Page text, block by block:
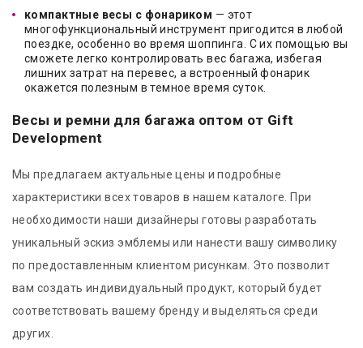
компактные весы с фонариком — этот
многофункциональный инструмент пригодится в любой
поездке, особенно во время шоппинга. С их помощью вы
сможете легко контролировать вес багажа, избегая
лишних затрат на перевес, а встроенный фонарик
окажется полезным в темное время суток.
Весы и ремни для багажа оптом от Gift
Development
Мы предлагаем актуальные цены и подробные
характеристики всех товаров в нашем каталоге. При
необходимости наши дизайнеры готовы разработать
уникальный эскиз эмблемы или нанести вашу символику
по предоставленным клиентом рисункам. Это позволит
вам создать индивидуальный продукт, который будет
соответствовать вашему бренду и выделяться среди
других.